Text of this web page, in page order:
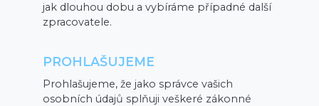
jak dlouhou dobu a vybíráme případné další
zpracovatele.
PROHLAŠUJEME
Prohlašujeme, že jako správce vašich
osobních údajů splňuji veškeré zákonné